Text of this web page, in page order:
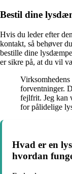
Bestil dine
Hvis du leder efter
kontakt, så behøver
bestille dine
er sikre på, at du vil
forventninger.
fejlfrit. Jeg kan
for pålidelige
Hvad er en
hvordan